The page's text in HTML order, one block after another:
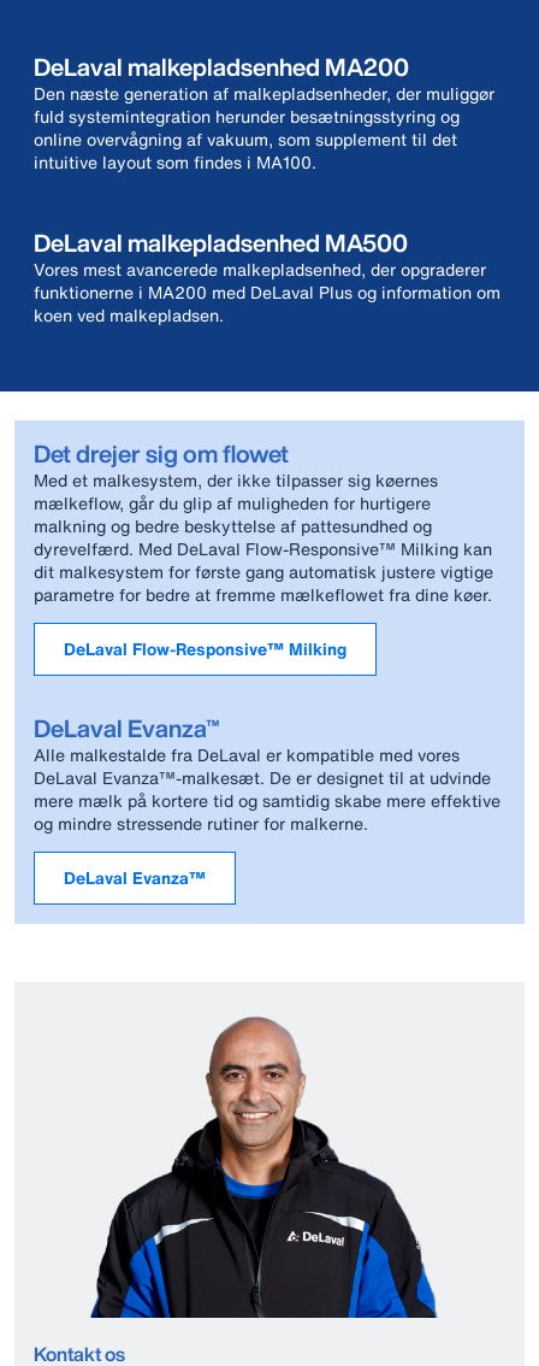
DeLaval malkepladsenhed MA200
Den næste generation af malkepladsenheder, der muliggør
fuld systemintegration herunder besætningsstyring og
online overvågning af vakuum, som supplement til det
intuitive layout som findes i MA100.
DeLaval malkepladsenhed MA500
Vores mest avancerede malkepladsenhed, der opgraderer
funktionerne i MA200 med DeLaval Plus og information om
koen ved malkepladsen.
Det drejer sig om flowet
Med et malkesystem, der ikke tilpasser sig køernes
mælkeflow, går du glip af muligheden for hurtigere
malkning og bedre beskyttelse af pattesundhed og
dyrevelfærd. Med DeLaval Flow-Responsive™ Milking kan
dit malkesystem for første gang automatisk justere vigtige
parametre for bedre at fremme mælkeflowet fra dine køer.
DeLaval Flow-Responsive™ Milking
DeLaval Evanza™
Alle malkestalde fra DeLaval er kompatible med vores
DeLaval Evanza™-malkesæt. De er designet til at udvinde
mere mælk på kortere tid og samtidig skabe mere effektive
og mindre stressende rutiner for malkerne.
DeLaval Evanza™
Kontakt os